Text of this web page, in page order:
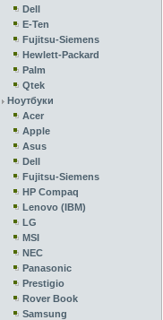
Dell
E-Ten
Fujitsu-Siemens
Hewlett-Packard
Palm
Qtek
Ноутбуки
Acer
Apple
Asus
Dell
Fujitsu-Siemens
HP Compaq
Lenovo (IBM)
LG
MSI
NEC
Panasonic
Prestigio
Rover Book
Samsung